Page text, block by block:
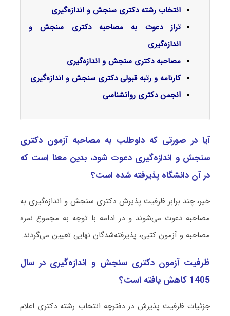
انتخاب رشته دکتری سنجش و اندازه‌گیری
تراز دعوت به مصاحبه دکتری سنجش و
اندازه‌گیری
مصاحبه دکتری سنجش و اندازه‌گیری
کارنامه و رتبه قبولی دکتری سنجش و اندازه‌گیری
انجمن دکتری روانشناسی
آیا در صورتی که داوطلب به مصاحبه آزمون دکتری
ﺳﻨﺠﺶ و اﻧﺪازهﮔﻴﺮی دعوت شود، بدین معنا است که
در آن دانشگاه پذیرفته شده است؟
خیر، چند برابر ظرفیت پذیرش دکتری ﺳﻨﺠﺶ و اﻧﺪازهﮔﻴﺮی به
مصاحبه دعوت می‌شوند و در ادامه با توجه به مجموع نمره
مصاحبه و آزمون کتبی، پذیرفته‌شدگان نهایی تعیین می‌گردند.
ظرفیت آزمون دکتری ﺳﻨﺠﺶ و اﻧﺪازهﮔﻴﺮی در سال
1405 کاهش یافته است؟
جزئیات ظرفیت پذیرش در دفترچه انتخاب رشته دکتری اعلام